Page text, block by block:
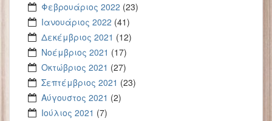
Φεβρουάριος 2022 (23)
Ιανουάριος 2022 (41)
Δεκέμβριος 2021 (12)
Νοέμβριος 2021 (17)
Οκτώβριος 2021 (27)
Σεπτέμβριος 2021 (23)
Αύγουστος 2021 (2)
Ιούλιος 2021 (7)